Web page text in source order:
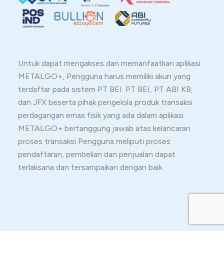
Untuk dapat mengakses dan memanfaatkan aplikasi
METALGO+, Pengguna harus memiliki akun yang
terdaftar pada sistem PT BEI. PT BEI, PT ABI KB,
dan JFX beserta pihak pengelola produk transaksi
perdagangan emas fisik yang ada dalam aplikasi
METALGO+ bertanggung jawab atas kelancaran
proses transaksi Pengguna meliputi proses
pendaftaran, pembelian dan penjualan dapat
terlaksana dan tersampaikan dengan baik.